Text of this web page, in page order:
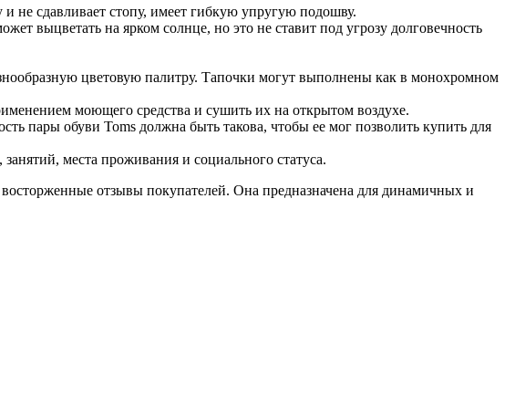
не сдавливает стопу, имеет гибкую упругую подошву.
выцветать на ярком солнце, но это не ставит под угрозу долговечность
цветовую палитру. Тапочки могут выполнены как в монохромном
моющего средства и сушить их на открытом воздухе.
пары обуви Toms должна быть такова, чтобы ее мог позволить купить для
места проживания и социального статуса.
восторженные отзывы покупателей. Она предназначена для динамичных и